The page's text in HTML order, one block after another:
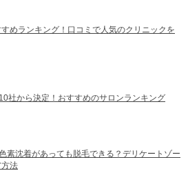
めランキング！口コミで人気のクリニックを
社から決定！おすすめのサロンランキング
素沈着があっても脱毛できる？デリケートゾー
法